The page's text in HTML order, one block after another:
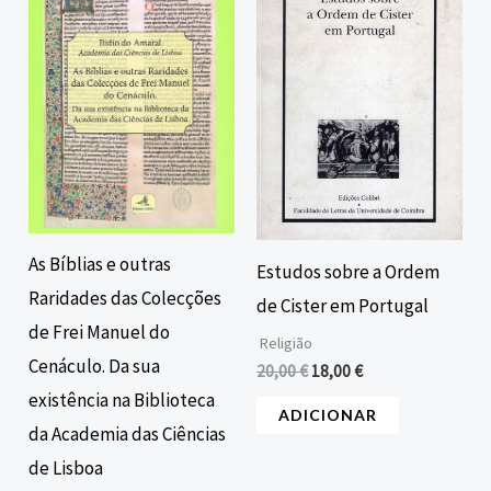
As Bíblias e outras
Raridades das Colecções
de Frei Manuel do
Cenáculo. Da sua
existência na Biblioteca
da Academia das Ciências
de Lisboa
era:
7,00 €.
é:
6,30 €.
Estudos sobre a Ordem
de Cister em Portugal
Religião
20,00€
era:
20,00 €.
18,00€
é:
18,00 €.
ADICIONAR